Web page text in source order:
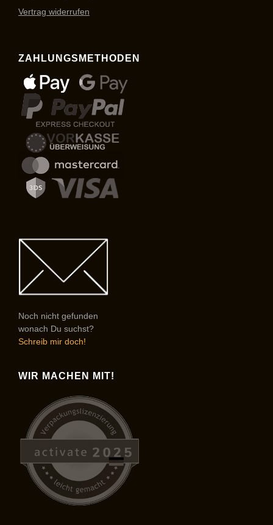
Vertrag widerrufen
ZAHLUNGSMETHODEN
Noch nicht gefunden
wonach Du suchst?
Schreib mir doch!
WIR MACHEN MIT!